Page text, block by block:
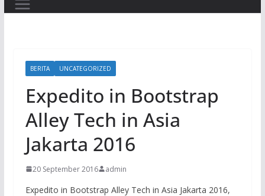
BERITA UNCATEGORIZED
Expedito in Bootstrap
Alley Tech in Asia
Jakarta 2016
20 September 2016 admin
Expedito in Bootstrap Alley Tech in Asia Jakarta 2016,